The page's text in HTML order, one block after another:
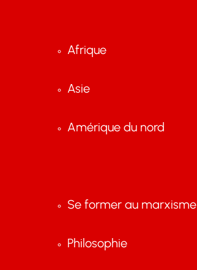
Afrique
Asie
Amérique du nord
Se former au marxisme
Philosophie